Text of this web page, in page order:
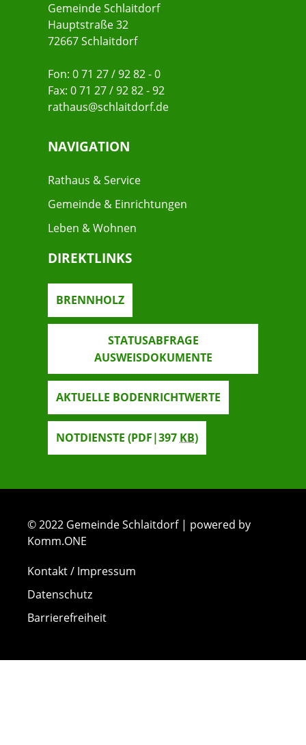
Gemeinde Schlaitdorf
Hauptstraße 32
72667 Schlaitdorf
Fon: 0 71 27 / 92 82 - 0
Fax: 0 71 27 / 92 82 - 92
rathaus@schlaitdorf.de
NAVIGATION
Rathaus & Service
Gemeinde & Einrichtungen
Leben & Wohnen
DIREKTLINKS
BRENNHOLZ
STATUSABFRAGE
AUSWEISDOKUMENTE
AKTUELLE BODENRICHTWERTE
NOTDIENSTE (PDF|397KB)
© 2022 Gemeinde Schlaitdorf | powered by
Komm.ONE
Kontakt / Impressum
Datenschutz
Barrierefreiheit